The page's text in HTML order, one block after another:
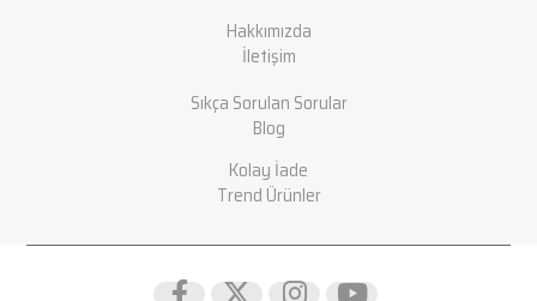
Hakkımızda
İletişim
Sıkça Sorulan Sorular
Blog
Kolay İade
Trend Ürünler